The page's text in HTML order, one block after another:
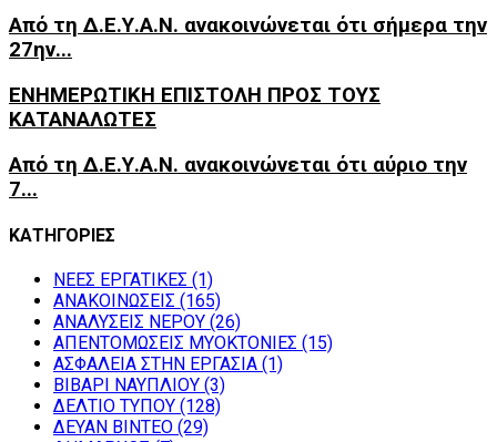
Από τη Δ.Ε.Υ.Α.Ν. ανακοινώνεται ότι σήμερα την
27ην...
ΕΝΗΜΕΡΩΤΙΚΗ ΕΠΙΣΤΟΛΗ ΠΡΟΣ ΤΟΥΣ
ΚΑΤΑΝΑΛΩΤΕΣ
Από τη Δ.Ε.Υ.Α.Ν. ανακοινώνεται ότι αύριο την
7...
ΚΑΤΗΓΟΡΙΕΣ
NEEΣ ΕΡΓΑΤΙΚΕΣ (1)
ΑΝΑΚΟΙΝΩΣΕΙΣ (165)
ΑΝΑΛΥΣΕΙΣ ΝΕΡΟΥ (26)
ΑΠΕΝΤΟΜΩΣΕΙΣ ΜΥΟΚΤΟΝΙΕΣ (15)
ΑΣΦΑΛΕΙΑ ΣΤΗΝ ΕΡΓΑΣΙΑ (1)
ΒΙΒΑΡΙ ΝΑΥΠΛΙΟΥ (3)
ΔΕΛΤΙΟ ΤΥΠΟΥ (128)
ΔΕΥΑΝ ΒΙΝΤΕΟ (29)